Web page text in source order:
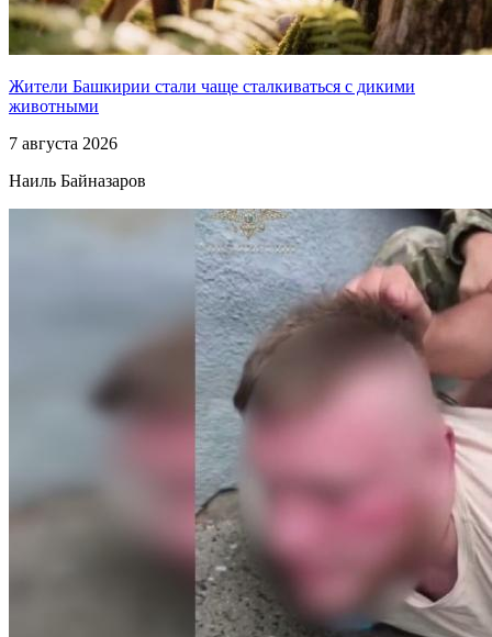
Жители Башкирии стали чаще сталкиваться с дикими
животными
7 августа 2026
Наиль Байназаров